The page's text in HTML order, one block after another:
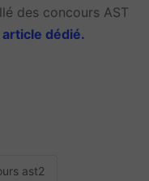
des concours AST
dédié.
ast2